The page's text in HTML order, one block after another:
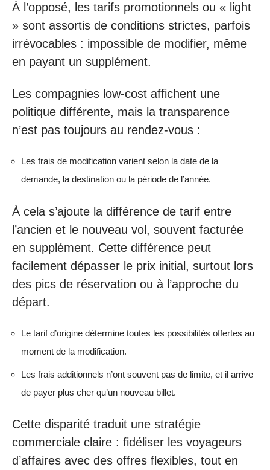
À l’opposé, les tarifs promotionnels ou « light
» sont assortis de conditions strictes, parfois
irrévocables : impossible de modifier, même
en payant un supplément.
Les compagnies low-cost affichent une
politique différente, mais la transparence
n’est pas toujours au rendez-vous :
Les frais de modification varient selon la date de la
demande, la destination ou la période de l’année.
À cela s’ajoute la différence de tarif entre
l’ancien et le nouveau vol, souvent facturée
en supplément. Cette différence peut
facilement dépasser le prix initial, surtout lors
des pics de réservation ou à l’approche du
départ.
Le tarif d’origine détermine toutes les possibilités offertes au
moment de la modification.
Les frais additionnels n’ont souvent pas de limite, et il arrive
de payer plus cher qu’un nouveau billet.
Cette disparité traduit une stratégie
commerciale claire : fidéliser les voyageurs
d’affaires avec des offres flexibles, tout en